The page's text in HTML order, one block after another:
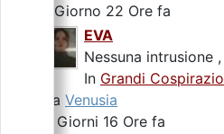
1 Giorno 22 Ore fa
EVA
Nessuna intrusione ,
In Grandi
da Venusia
3 Giorni 16 Ore fa